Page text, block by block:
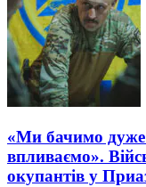
«Ми бачимо дуже
впливаємо».
окупантів у